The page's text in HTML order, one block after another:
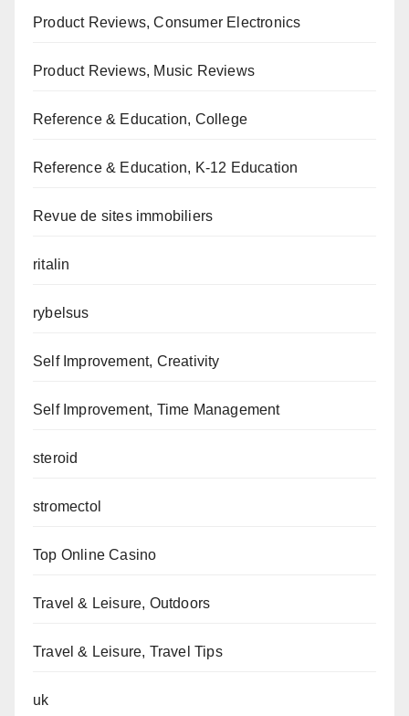
Product Reviews, Consumer Electronics
Product Reviews, Music Reviews
Reference & Education, College
Reference & Education, K-12 Education
Revue de sites immobiliers
ritalin
rybelsus
Self Improvement, Creativity
Self Improvement, Time Management
steroid
stromectol
Top Online Casino
Travel & Leisure, Outdoors
Travel & Leisure, Travel Tips
uk